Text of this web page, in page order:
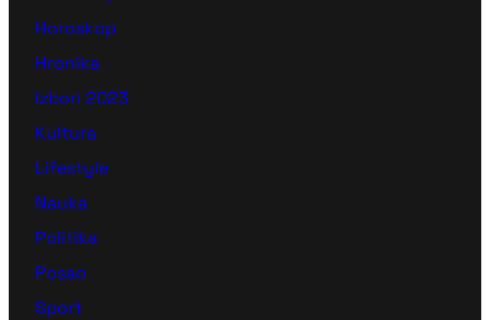
Horoskop
Hronika
Izbori 2023
Kultura
Lifestyle
Nauka
Politika
Posao
Sport